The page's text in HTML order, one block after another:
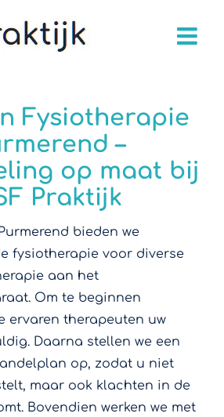
Fysiotherapie
–
op maat bij
Praktijk
bieden we
fysiotherapie voor diverse
aan het
Om te beginnen
ervaren therapeuten uw
Daarna stellen we een
op, zodat u niet
maar ook klachten in de
Bovendien werken we met